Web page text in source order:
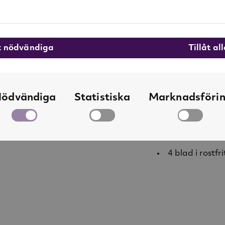
nödvändiga Tillåt
Statistiska
är avtagbara
Mix & Move.
2 tritan-
Förinställda
4 blad i